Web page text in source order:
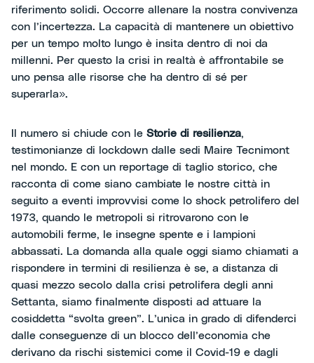
riferimento solidi. Occorre allenare la nostra convivenza
con l’incertezza. La capacità di mantenere un obiettivo
per un tempo molto lungo è insita dentro di noi da
millenni. Per questo la crisi in realtà è affrontabile se
uno pensa alle risorse che ha dentro di sé per
superarla».
Il numero si chiude con le Storie di resilienza,
testimonianze di lockdown dalle sedi Maire Tecnimont
nel mondo. E con un reportage di taglio storico, che
racconta di come siano cambiate le nostre città in
seguito a eventi improvvisi come lo shock petrolifero del
1973, quando le metropoli si ritrovarono con le
automobili ferme, le insegne spente e i lampioni
abbassati. La domanda alla quale oggi siamo chiamati a
rispondere in termini di resilienza è se, a distanza di
quasi mezzo secolo dalla crisi petrolifera degli anni
Settanta, siamo finalmente disposti ad attuare la
cosiddetta “svolta green”. L’unica in grado di difenderci
dalle conseguenze di un blocco dell’economia che
derivano da rischi sistemici come il Covid-19 e dagli